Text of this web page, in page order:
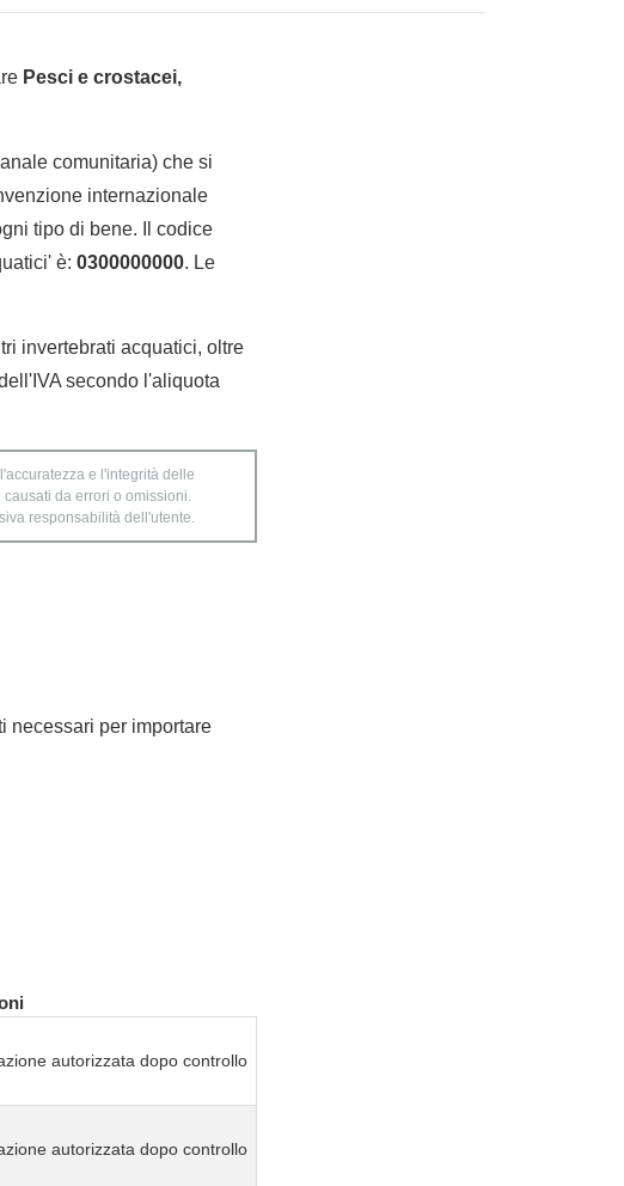
Pesci e crostacei,
comunitaria) che si
internazionale
tipo di bene. Il codice
è: 0300000000. Le
invertebrati acquatici, oltre
secondo l'aliquota
e l'integrità delle
da errori o omissioni.
responsabilità dell'utente.
necessari per importare
autorizzata dopo controllo
autorizzata dopo controllo